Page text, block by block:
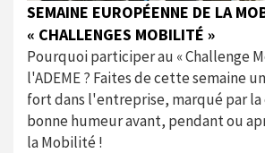
SEMAINE EUROPÉENNE DE LA
« CHALLENGES MOBILITÉ »
Pourquoi participer au « Challenge
l'ADEME ? Faites de cette semaine
fort dans l'entreprise, marqué par
bonne humeur avant, pendant ou
la Mobilité !